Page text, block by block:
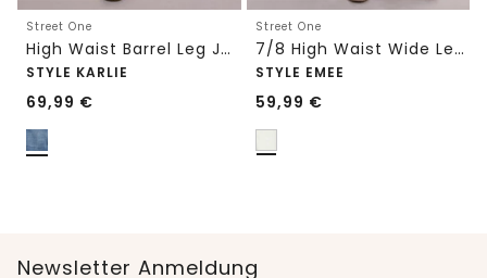
Street One
High Waist Barrel Leg Jeans im Loose Fit
STYLE KARLIE
69,99 €
Street One
7/8 High Waist Wide Leg Jeans im Loose Fit
STYLE EMEE
59,99 €
Newsletter Anmeldung